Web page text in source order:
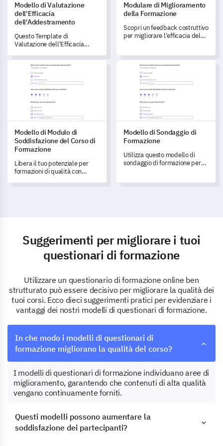
Modello di Valutazione
dell'Efficacia
dell'Addestramento
Questo Template di
Valutazione dell'Efficacia
di misurare l'impatto delle tue
iniziative di formazione.
Modulare di Miglioramento
della Formazione
Scopri un feedback costruttivo
per migliorare l'efficacia del
per il Miglioramento della
Formazione.
Modello di Modulo di Soddisfazione del Corso di Formazione
Modello di Modulo di
Soddisfazione del Corso di
Formazione
Libera il tuo potenziale per
formazioni di qualità con
Modello di Sondaggio di
Modello di Sondaggio di
Formazione
Utilizza questo modello di
sondaggio di formazione per
Suggerimenti per migliorare i tuoi
questionari di formazione
Utilizzare un questionario di formazione online ben
strutturato può essere decisivo per migliorare la qualità dei
tuoi corsi. Ecco dieci suggerimenti pratici per evidenziare i
vantaggi dei nostri modelli di questionari di formazione.
In che modo i modelli di questionari di
formazione migliorano la qualità del corso?
I modelli di questionari di formazione individuano aree di
miglioramento, garantendo che contenuti di alta qualità
vengano continuamente forniti.
Questi modelli possono aumentare la
soddisfazione dei partecipanti?